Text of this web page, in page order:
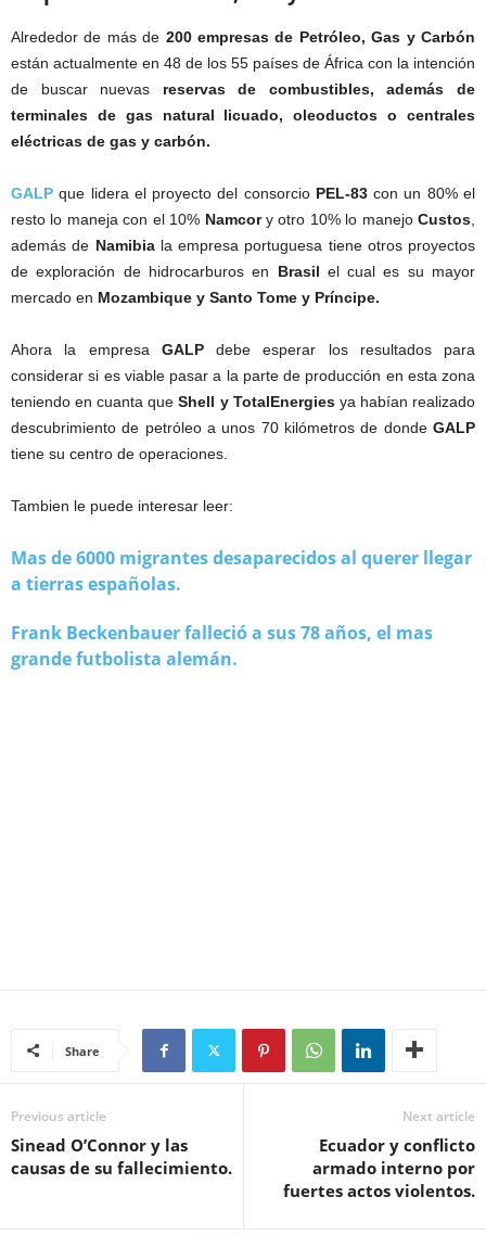
Alrededor de más de 200 empresas de Petróleo, Gas y Carbón
están actualmente en 48 de los 55 países de África con la intención
de buscar nuevas reservas de combustibles, además de
terminales de gas natural licuado, oleoductos o centrales
eléctricas de gas y carbón.
GALP que lidera el proyecto del consorcio PEL-83con un 80% el
resto lo maneja con el 10% Namcory otro 10% lo manejo Custos,
además de Namibiala empresa portuguesa tiene otros proyectos
de exploración de hidrocarburos en Brasil el cual es su mayor
mercado en Mozambique y Santo Tome y Príncipe.
Ahora la empresa GALPdebe esperar los resultados para
considerar si es viable pasar a la parte de producción en esta zona
teniendo en cuanta queShell y TotalEnergiesya habían realizado
descubrimiento de petróleo a unos 70 kilómetros de donde GALP
tiene su centro de operaciones.
Tambien le puede interesar leer:
Mas de 6000 migrantes desaparecidos al querer llegar
a tierras españolas.
Frank Beckenbauer falleció a sus 78 años, el mas
grande futbolista alemán.
Share
Previous article
Sinead O’Connor y las
causas de su fallecimiento.
Next article
Ecuador y conflicto
armado interno por
fuertes actos violentos.